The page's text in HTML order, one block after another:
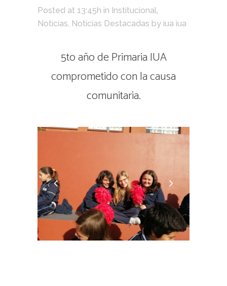
Posted at 13:45h in Institucional,
Noticias, Noticias Destacadas by iua iua
5to año de Primaria IUA
comprometido con la causa
comunitaria.